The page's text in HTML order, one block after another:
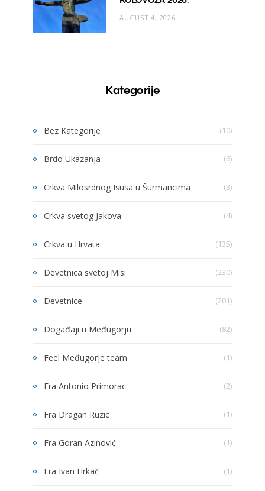
AUGUST 4, 2026
Kategorije
Bez Kategorije (10)
Brdo Ukazanja (6)
Crkva Milosrdnog Isusa u Šurmancima (3)
Crkva svetog Jakova (4)
Crkva u Hrvata (135)
Devetnica svetoj Misi (230)
Devetnice (201)
Događaji u Međugorju (82)
Feel Međugorje team (1)
Fra Antonio Primorac (2)
Fra Dragan Ruzic (1)
Fra Goran Azinović (1)
Fra Ivan Hrkač (1)